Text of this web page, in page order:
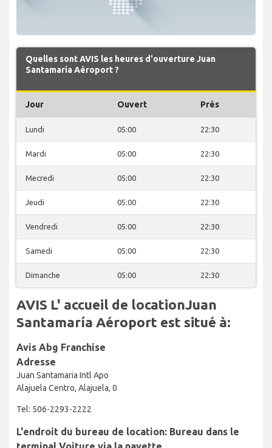
Quelles sont AVIS les heures d'ouverture Juan
Santamaría Aéroport ?
Jour Ouvert Près
Lundi 05:00 22:30
Mardi 05:00 22:30
Mecredi 05:00 22:30
Jeudi 05:00 22:30
Vendredi 05:00 22:30
Samedi 05:00 22:30
Dimanche 05:00 22:30
AVIS L' accueil de locationJuan
Santamaría Aéroport est situé à:
Avis Abg Franchise
Adresse
Juan Santamaria Intl Apo
Alajuela Centro, Alajuela, 0
Tel: 506-2293-2222
L'endroit du bureau de location: Bureau dans le